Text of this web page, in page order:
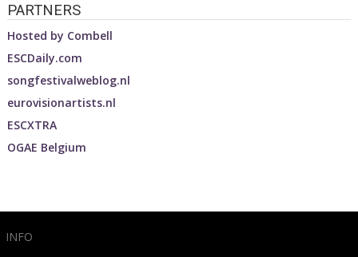
PARTNERS
Hosted by Combell
ESCDaily.com
songfestivalweblog.nl
eurovisionartists.nl
ESCXTRA
OGAE Belgium
INFO